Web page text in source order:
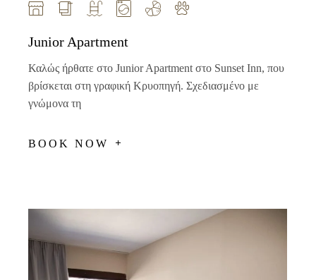
Junior Apartment
Καλώς ήρθατε στο Junior Apartment στο Sunset Inn, που
βρίσκεται στη γραφική Κρυοπηγή. Σχεδιασμένο με
γνώμονα τη
BOOK NOW